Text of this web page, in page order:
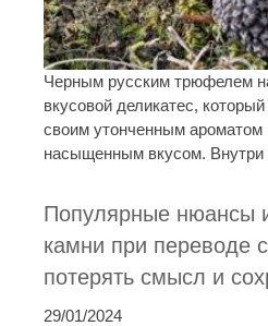
Черным русским трюфелем
вкусовой деликатес,
своим утонченным ароматом
насыщенным вкусом. Внутри
Популярные нюансы
камни при переводе
потерять смысл и
29/01/2024